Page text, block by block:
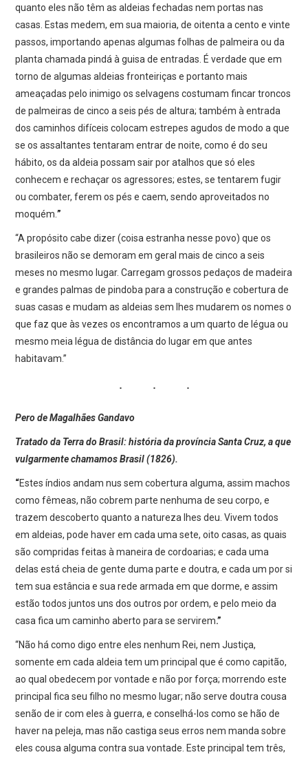
quanto eles não têm as aldeias fechadas nem portas nas
casas. Estas medem, em sua maioria, de oitenta a cento e vinte
passos, importando apenas algumas folhas de palmeira ou da
planta chamada pindá à guisa de entradas. É verdade que em
torno de algumas aldeias fronteiriças e portanto mais
ameaçadas pelo inimigo os selvagens costumam fincar troncos
de palmeiras de cinco a seis pés de altura; também à entrada
dos caminhos difíceis colocam estrepes agudos de modo a que
se os assaltantes tentaram entrar de noite, como é do seu
hábito, os da aldeia possam sair por atalhos que só eles
conhecem e rechaçar os agressores; estes, se tentarem fugir
ou combater, ferem os pés e caem, sendo aproveitados no
moquém.”
“A propósito cabe dizer (coisa estranha nesse povo) que os
brasileiros não se demoram em geral mais de cinco a seis
meses no mesmo lugar. Carregam grossos pedaços de madeira
e grandes palmas de pindoba para a construção e cobertura de
suas casas e mudam as aldeias sem lhes mudarem os nomes o
que faz que às vezes os encontramos a um quarto de légua ou
mesmo meia légua de distância do lugar em que antes
habitavam.”
Pero de Magalhães Gandavo
Tratado da Terra do Brasil: história da província Santa Cruz, a que
vulgarmente chamamos Brasil (1826).
“Estes índios andam nus sem cobertura alguma, assim machos
como fêmeas, não cobrem parte nenhuma de seu corpo, e
trazem descoberto quanto a natureza lhes deu. Vivem todos
em aldeias, pode haver em cada uma sete, oito casas, as quais
são compridas feitas à maneira de cordoarias; e cada uma
delas está cheia de gente duma parte e doutra, e cada um por si
tem sua estância e sua rede armada em que dorme, e assim
estão todos juntos uns dos outros por ordem, e pelo meio da
casa fica um caminho aberto para se servirem.”
“Não há como digo entre eles nenhum Rei, nem Justiça,
somente em cada aldeia tem um principal que é como capitão,
ao qual obedecem por vontade e não por força; morrendo este
principal fica seu filho no mesmo lugar; não serve doutra cousa
senão de ir com eles à guerra, e conselhá-los como se hão de
haver na peleja, mas não castiga seus erros nem manda sobre
eles cousa alguma contra sua vontade. Este principal tem três,